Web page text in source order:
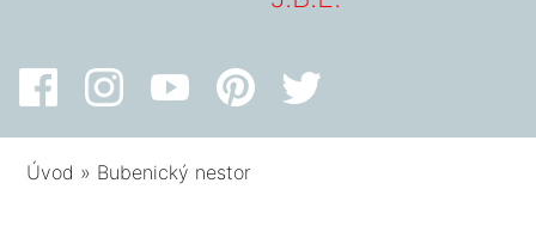
Úvod » Bubenický nestor